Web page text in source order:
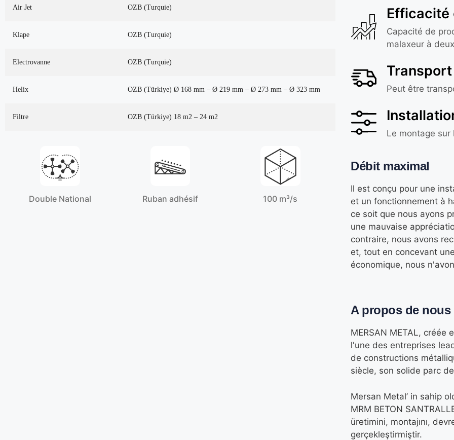
Air Jet OZB (Turquie)
Klape OZB (Turquie)
Electrovanne OZB (Turquie)
Helix OZB (Türkiye) Ø 168 mm – Ø 219 mm – Ø 273 mm – Ø 323 mm
Filtre OZB (Türkiye) 18 m2 – 24 m2
Double National Ruban adhésif 100 m³/s
Efficacité
Capacité de
malaxeur à
Peut être
Le montage
Débit maximal
Il est conçu pour une
et un fonctionnement à
ce soit que nous ayons
une mauvaise
contraire, nous avons
et, tout en concevant
économique, nous
A propos de nous
MERSAN METAL,
l'une des entreprises
de constructions
siècle, son solide parc
Mersan Metal’ in sahip
MRM BETON
üretimini, montajını,
gerçekleştirmiştir.